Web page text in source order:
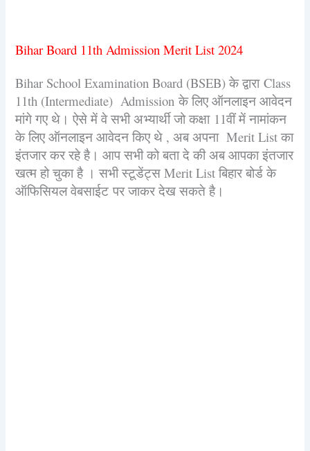
Bihar Board 11th Admission Merit List 2024
Bihar School Examination Board (BSEB) के द्वारा Class
11th (Intermediate) Admission के लिए ऑनलाइन आवेदन
मांगे गए थे। ऐसे में वे सभी अभ्यार्थी जो कक्षा 11वीं में नामांकन
के लिए ऑनलाइन आवेदन किए थे , अब अपना Merit List का
इंतजार कर रहे है। आप सभी को बता दे की अब आपका इंतजार
खत्म हो चुका है । सभी स्टूडेंट्स Merit List बिहार बोर्ड के
ऑफिसियल वेबसाईट पर जाकर देख सकते है।